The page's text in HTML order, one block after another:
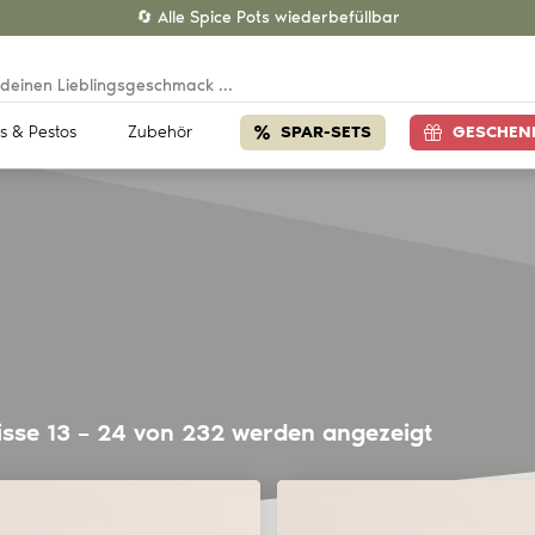
🔄 Alle Spice Pots wiederbefüllbar
& Pestos Zubehör SPAR-SETS
13 – 24 von 232 werden angezeigt